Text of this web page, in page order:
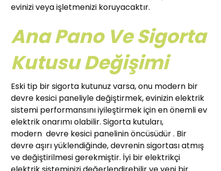
evinizi veya işletmenizi koruyacaktır.
Ana Pano Ve Sigorta
Kutusu Değişimi
Eski tip bir sigorta kutunuz varsa, onu modern bir
devre kesici paneliyle değiştirmek, evinizin elektrik
sistemi performansını iyileştirmek için en önemli ev
elektrik onarımı olabilir. Sigorta kutuları,
modern devre kesici panelinin öncüsüdür . Bir
devre aşırı yüklendiğinde, devrenin sigortası atmış
ve değiştirilmesi gerekmiştir. İyi bir elektrikçi